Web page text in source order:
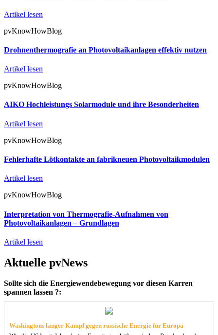
Artikel lesen
pvKnowHowBlog
Drohnenthermografie an Photovoltaikanlagen effektiv nutzen
Artikel lesen
pvKnowHowBlog
AIKO Hochleistungs Solarmodule und ihre Besonderheiten
Artikel lesen
pvKnowHowBlog
Fehlerhafte Lötkontakte an fabrikneuen Photovoltaikmodulen
Artikel lesen
pvKnowHowBlog
Interpretation von Thermografie-Aufnahmen von
Photovoltaikanlagen – Grundlagen
Artikel lesen
Aktuelle pvNews
Sollte sich die Energiewendebewegung vor diesen Karren
spannen lassen ?:
Washingtons langer Kampf gegen russische Energie für Europa